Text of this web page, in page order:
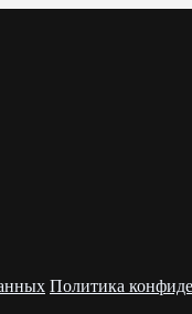
Политика